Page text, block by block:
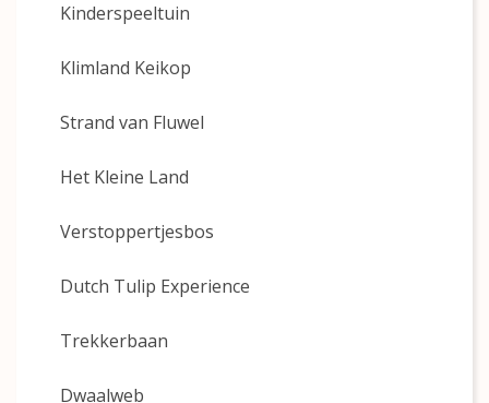
Kinderspeeltuin
Klimland Keikop
Strand van Fluwel
Het Kleine Land
Verstoppertjesbos
Dutch Tulip Experience
Trekkerbaan
Dwaalweb